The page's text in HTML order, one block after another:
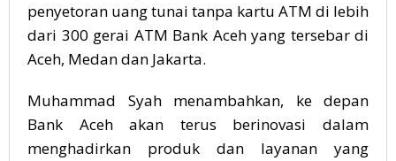
penyetoran uang tunai tanpa kartu ATM di lebih
dari 300 gerai ATM Bank Aceh yang tersebar di
Aceh, Medan dan Jakarta.
Muhammad Syah menambahkan, ke depan
Bank Aceh akan terus berinovasi dalam
menghadirkan produk dan layanan yang